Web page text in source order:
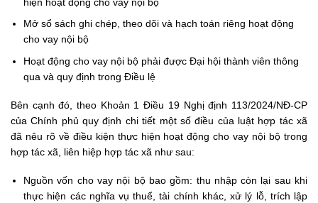
Mở sổ sách ghi chép, theo dõi và hạch toán riêng hoạt động
cho vay nội bộ
Hoạt động cho vay nội bộ phải được Đại hội thành viên thông
qua và quy định trong Điều lệ
Bên cạnh đó, theo Khoản 1 Điều 19 Nghị định 113/2024/NĐ-CP
của Chính phủ quy định chi tiết một số điều của luật hợp tác xã
đã nêu rõ về điều kiện thực hiện hoạt động cho vay nội bộ trong
hợp tác xã, liên hiệp hợp tác xã như sau:
Nguồn vốn cho vay nội bộ bao gồm: thu nhập còn lại sau khi
thực hiện các nghĩa vụ thuế, tài chính khác, xử lý lỗ, trích lập